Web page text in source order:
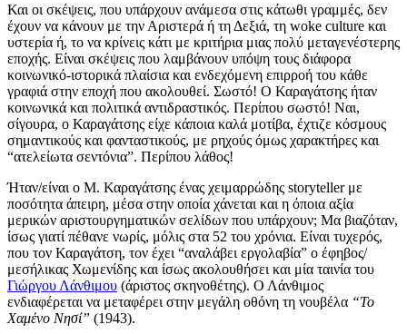
Και οι σκέψεις, που υπάρχουν ανάμεσα στις κάτωθι γραμμές, δεν
έχουν να κάνουν με την Αριστερά ή τη Δεξιά, τη woke culture και
υστερία ή, το να κρίνεις κάτι με κριτήρια μιας πολύ μεταγενέστερης
εποχής. Είναι σκέψεις που λαμβάνουν υπόψη τους διάφορα
κοινωνικό-ιστορικά πλαίσια και ενδεχόμενη επιρροή του κάθε
γραφιά στην εποχή που ακολουθεί. Σωστό! Ο Καραγάτσης ήταν
κοινωνικά και πολιτικά αντιδραστικός. Περίπου σωστό! Ναι,
σίγουρα, ο Καραγάτσης είχε κάποια καλά μοτίβα, έχτιζε κόσμους
σημαντικούς και φανταστικούς, με ρηχούς όμως χαρακτήρες και
“ατελείωτα σεντόνια”. Περίπου λάθος!
Ήταν/είναι ο Μ. Καραγάτσης ένας χειμαρρώδης storyteller με
ποσότητα άπειρη, μέσα στην οποία χάνεται και η όποια αξία
μερικών αριστουργηματικών σελίδων που υπάρχουν; Μα βιαζόταν,
ίσως γιατί πέθανε νωρίς, μόλις στα 52 του χρόνια. Είναι τυχερός,
που τον Καραγάτση, τον έχει “αναλάβει εργολαβία” ο έφηβος/
μεσήλικας Χωμενίδης και ίσως ακολουθήσει και μία ταινία του
Γιώργου Λάνθιμου (άριστος σκηνοθέτης). Ο Λάνθιμος
ενδιαφέρεται να μεταφέρει στην μεγάλη οθόνη τη νουβέλα “Το
Χαμένο Νησί” (1943).